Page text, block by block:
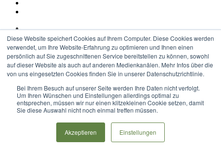
Diese Website speichert Cookies auf Ihrem Computer. Diese Cookies werden
verwendet, um Ihre Website-Erfahrung zu optimieren und Ihnen einen
persönlich auf Sie zugeschnittenen Service bereitstellen zu können, sowohl
auf dieser Website als auch auf anderen Medienkanälen. Mehr Infos über die
von uns eingesetzten Cookies finden Sie in unserer Datenschutzrichtlinie.
Bei Ihrem Besuch auf unserer Seite werden Ihre Daten nicht verfolgt.
Um Ihren Wünschen und Einstellungen allerdings optimal zu
entsprechen, müssen wir nur einen klitzekleinen Cookie setzen, damit
Sie diese Auswahl nicht noch einmal treffen müssen.
Akzeptieren Einstellungen
Radwegmeter Wellingholzhausen
ab€100,00
Copyright 2017-2020 Radweg Allendorfer Straße e.V. | Impressum
Datenschutz |Haftungsausschluss